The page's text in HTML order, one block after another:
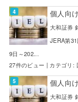
個人向
大和証券
JERA第
9日～202...
27件のビュー | カテゴリ:
個人向
大和証券